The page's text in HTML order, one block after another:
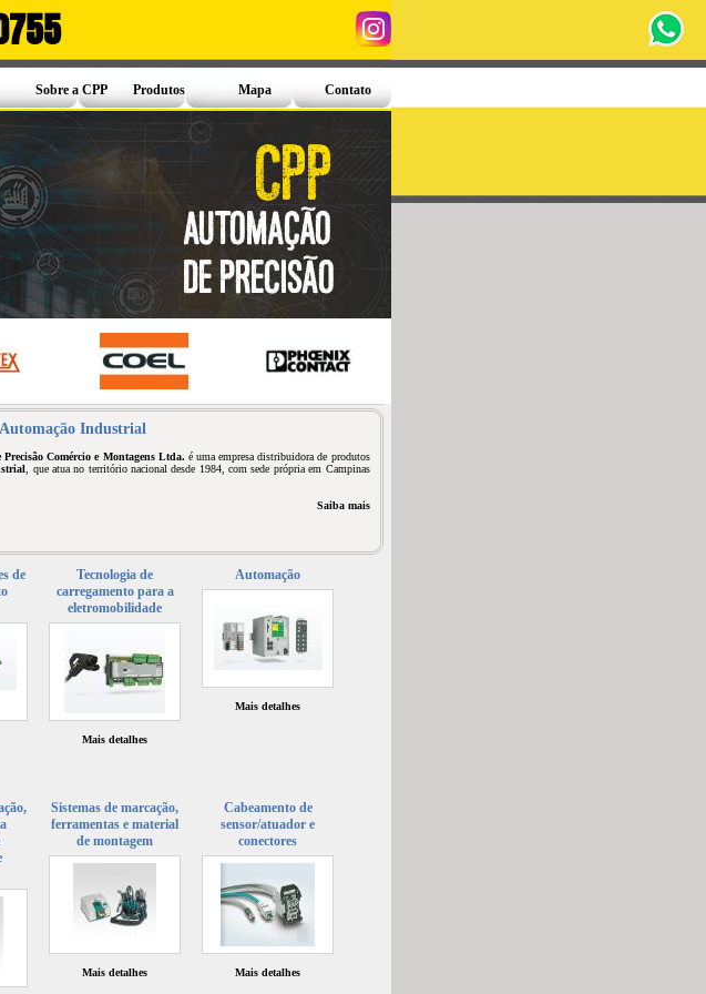
Sobre a CPP Produtos Mapa Contato
Industrial
Precisão Comércio e Montagens Ltda. é uma empresa distribuidora de produtos
, que atua no território nacional desde 1984, com sede própria em Campinas
Saiba mais
de
Tecnologia de
carregamento para a
eletromobilidade
Mais detalhes
Automação
Mais detalhes
Sistemas de marcação,
ferramentas e material
de montagem
Mais detalhes
Cabeamento de
sensor/atuador e
conectores
Mais detalhes